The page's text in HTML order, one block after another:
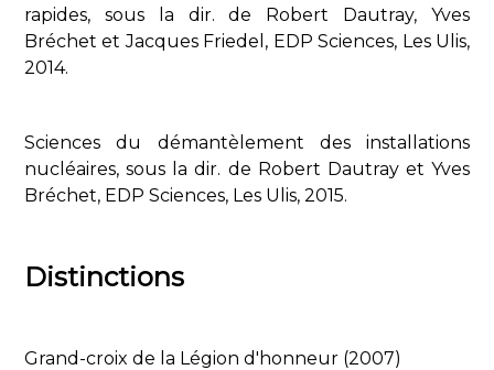
rapides, sous la dir. de Robert Dautray, Yves
Bréchet et Jacques Friedel, EDP Sciences, Les Ulis,
2014.
Sciences du démantèlement des installations
nucléaires, sous la dir. de Robert Dautray et Yves
Bréchet, EDP Sciences, Les Ulis, 2015.
Distinctions
Grand-croix de la Légion d'honneur (2007)